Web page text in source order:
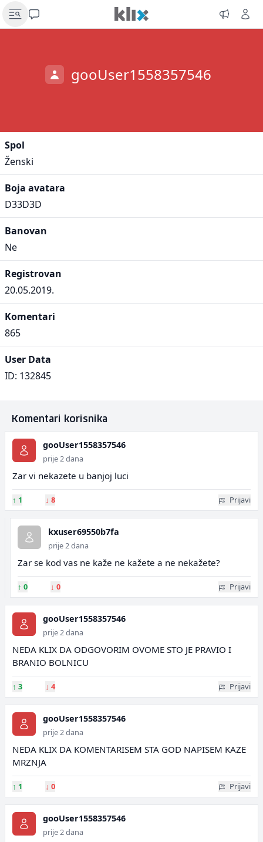
gooUser1558357546
Spol
Ženski
Boja avatara
D33D3D
Banovan
Ne
Registrovan
20.05.2019.
Komentari
865
User Data
ID: 132845
Komentari korisnika
gooUser1558357546
prije 2 dana
Zar vi nekazete u banjoj luci
↑ 1 ↓ 8 Prijavi
kxuser69550b7fa
prije 2 dana
Zar se kod vas ne kaže ne kažete a ne nekažete?
↑ 0 ↓ 0 Prijavi
gooUser1558357546
prije 2 dana
NEDA KLIX DA ODGOVORIM OVOME STO JE PRAVIO I
BRANIO BOLNICU
↑ 3 ↓ 4 Prijavi
gooUser1558357546
prije 2 dana
NEDA KLIX DA KOMENTARISEM STA GOD NAPISEM KAZE
MRZNJA
↑ 1 ↓ 0 Prijavi
gooUser1558357546
prije 2 dana